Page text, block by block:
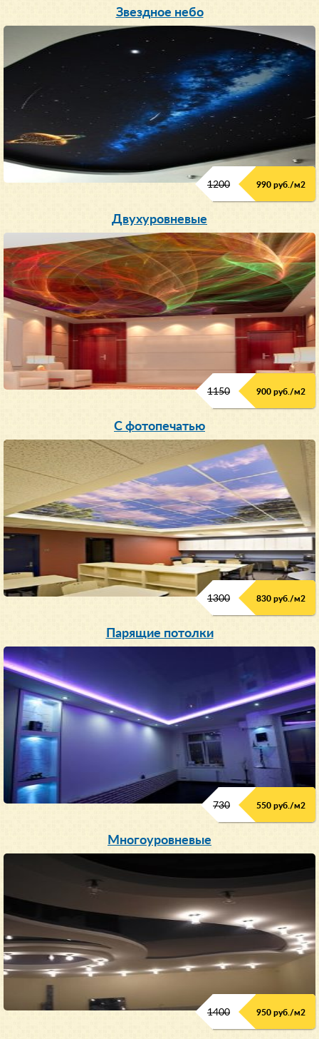
Звездное небо
1200 990 руб./м2
Двухуровневые
1150 900 руб./м2
С фотопечатью
1300 830 руб./м2
Парящие потолки
730 550 руб./м2
Многоуровневые
1400 950 руб./м2